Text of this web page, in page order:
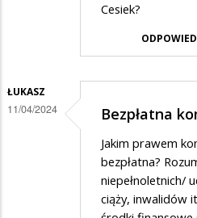
Cesiek?
ŁUKASZ
11/04/2024 Bezpłatna
Jakim prawem
bezpłatna?
niepełnoletnich/
ciąży, inwalidów